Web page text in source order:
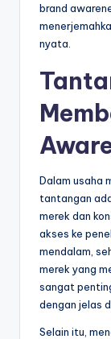
brand
nyata.
Dalam usaha
tantangan
merek dan
akses ke
mendalam,
merek yang
sangat
dengan jelas
Selain itu,